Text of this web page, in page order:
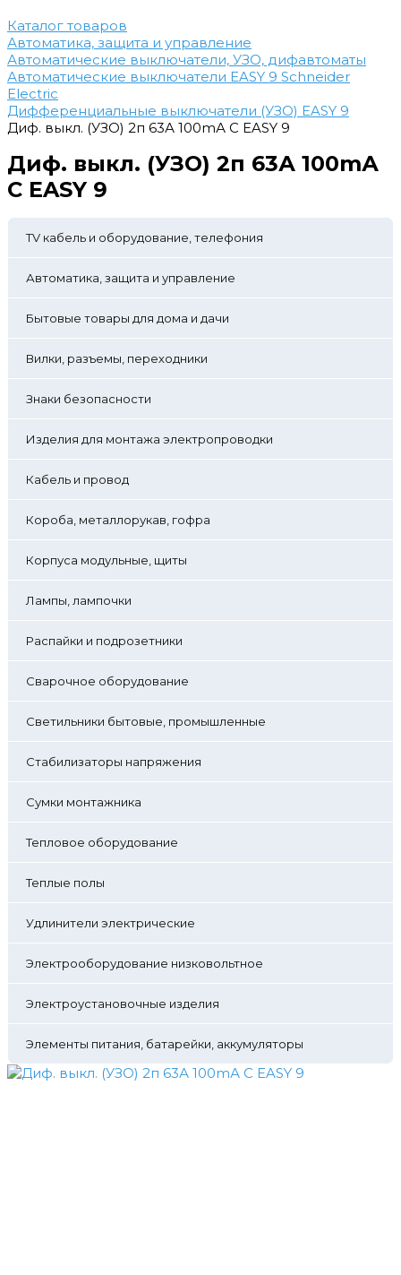
Каталог товаров
Автоматика, защита и управление
Автоматические выключатели, УЗО, дифавтоматы
Автоматические выключатели EASY 9 Schneider
Electric
Дифференциальные выключатели (УЗО) EASY 9
Диф. выкл. (УЗО) 2п 63А 100mА C EASY 9
Диф. выкл. (УЗО) 2п 63А 100mА
C EASY 9
TV кабель и оборудование, телефония
Автоматика, защита и управление
Бытовые товары для дома и дачи
Вилки, разъемы, переходники
Знаки безопасности
Изделия для монтажа электропроводки
Кабель и провод
Короба, металлорукав, гофра
Корпуса модульные, щиты
Лампы, лампочки
Распайки и подрозетники
Сварочное оборудование
Светильники бытовые, промышленные
Стабилизаторы напряжения
Сумки монтажника
Тепловое оборудование
Теплые полы
Удлинители электрические
Электрооборудование низковольтное
Электроустановочные изделия
Элементы питания, батарейки, аккумуляторы